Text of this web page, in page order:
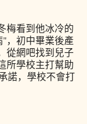
梅看到他冰冷的
，初中畢業後產
從網吧找到兒子
所學校主打幫助
諾，學校不會打